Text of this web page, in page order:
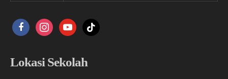
facebookinstagramyoutubetiktok
Lokasi Sekolah